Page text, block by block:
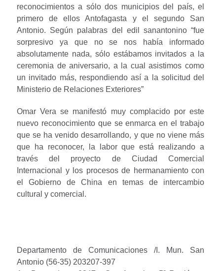
reconocimientos a sólo dos municipios del país, el
primero de ellos Antofagasta y el segundo San
Antonio. Según palabras del edil sanantonino “fue
sorpresivo ya que no se nos había informado
absolutamente nada, sólo estábamos invitados a la
ceremonia de aniversario, a la cual asistimos como
un invitado más, respondiendo así a la solicitud del
Ministerio de Relaciones Exteriores”
Omar Vera se manifestó muy complacido por este
nuevo reconocimiento que se enmarca en el trabajo
que se ha venido desarrollando, y que no viene más
que ha reconocer, la labor que está realizando a
través del proyecto de Ciudad Comercial
Internacional y los procesos de hermanamiento con
el Gobierno de China en temas de intercambio
cultural y comercial.
Departamento de Comunicaciones /I. Mun. San
Antonio (56-35) 203207-397